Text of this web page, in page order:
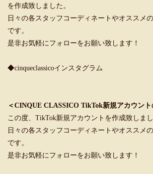
を作成致しました。
日々の各スタッフコーディネートやオススメ
です。
是非お気軽にフォローをお願い致します！
◆cinqueclassicoインスタグラム
＜CINQUE CLASSICO TikTok新規アカウント
この度、TikTok新規アカウントを作成致しまし
日々の各スタッフコーディネートやオススメ
です。
是非お気軽にフォローをお願い致します！